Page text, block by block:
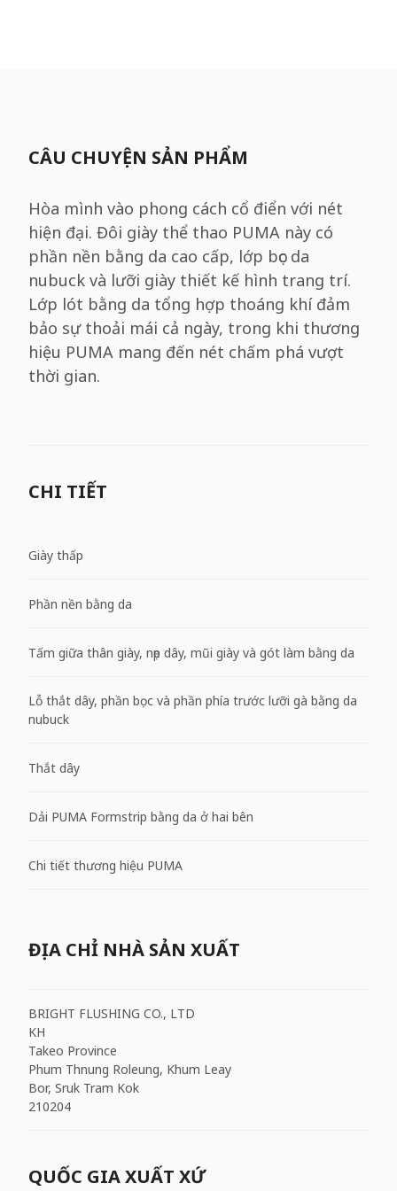
CÂU CHUYỆN SẢN PHẨM
Hòa mình vào phong cách cổ điển với nét
hiện đại. Đôi giày thể thao PUMA này có
phần nền bằng da cao cấp, lớp bọc da
nubuck và lưỡi giày thiết kế hình trang trí.
Lớp lót bằng da tổng hợp thoáng khí đảm
bảo sự thoải mái cả ngày, trong khi thương
hiệu PUMA mang đến nét chấm phá vượt
thời gian.
CHI TIẾT
Giày thấp
Phần nền bằng da
Tấm giữa thân giày, nẹp dây, mũi giày và gót làm bằng da
Lỗ thắt dây, phần bọc và phần phía trước lưỡi gà bằng da
nubuck
Thắt dây
Dải PUMA Formstrip bằng da ở hai bên
Chi tiết thương hiệu PUMA
ĐỊA CHỈ NHÀ SẢN XUẤT
BRIGHT FLUSHING CO., LTD
KH
Takeo Province
Phum Thnung Roleung, Khum Leay
Bor, Sruk Tram Kok
210204
QUỐC GIA XUẤT XỨ